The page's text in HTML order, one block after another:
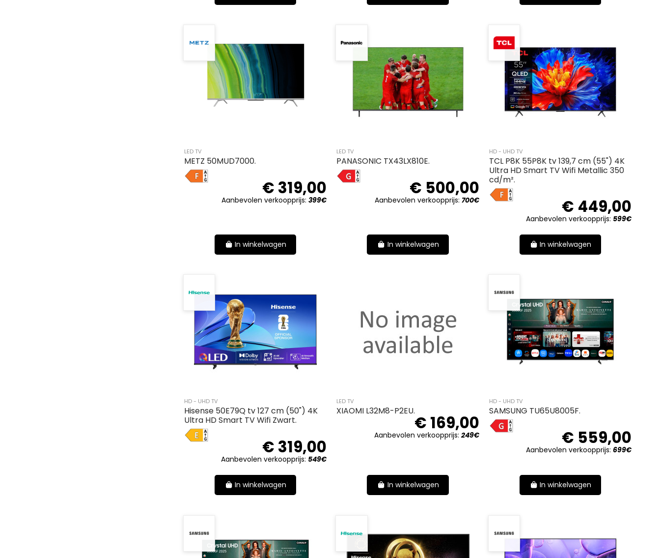
LED TV
METZ 50MUD7000.
F
€ 319,00
Aanbevolen verkoopprijs:399€
In winkelwagen
LED TV
PANASONIC TX43LX810E.
G
€ 500,00
Aanbevolen verkoopprijs: 700€
In winkelwagen
HD - UHD TV
TCL P8K 55P8K tv 139,7 cm (55") 4K
Ultra HD Smart TV Wifi Metallic 350
cd/m².
F
€ 449,00
Aanbevolen verkoopprijs: 599€
In winkelwagen
HD - UHD TV
Hisense 50E79Q tv 127 cm (50") 4K
Ultra HD Smart TV Wifi Zwart.
E
€ 319,00
Aanbevolen verkoopprijs: 549€
In winkelwagen
LED TV
XIAOMI L32M8-P2EU.
€ 169,00
Aanbevolen verkoopprijs: 249€
In winkelwagen
HD - UHD TV
SAMSUNG TU65U8005F.
G
€ 559,00
Aanbevolen verkoopprijs:699€
In winkelwagen